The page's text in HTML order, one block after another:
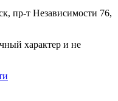
пр-т Независимости 76,
характер и не